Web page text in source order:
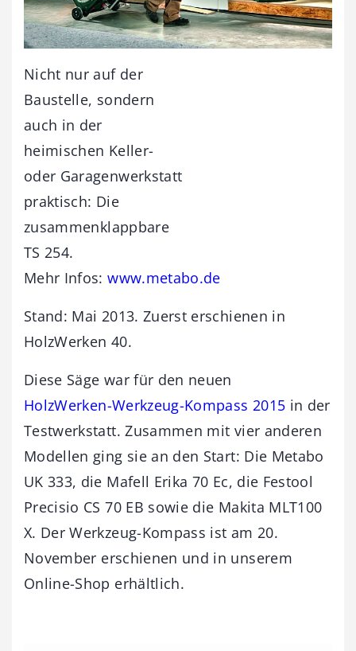
Nicht nur auf der
Baustelle, sondern
auch in der
heimischen Keller-
oder Garagenwerkstatt
praktisch: Die
zusammenklappbare
TS 254.
Mehr Infos:www.metabo.de
Stand: Mai 2013. Zuerst erschienen in
HolzWerken 40.
Diese Säge war für den neuen
HolzWerken-Werkzeug-Kompass 2015 in der
Testwerkstatt. Zusammen mit vier anderen
Modellen ging sie an den Start: Die Metabo
UK 333, die Mafell Erika 70 Ec, die Festool
Precisio CS 70 EB sowie die Makita MLT100
X. Der Werkzeug-Kompass ist am 20.
November erschienen und in unserem
Online-Shop erhältlich.